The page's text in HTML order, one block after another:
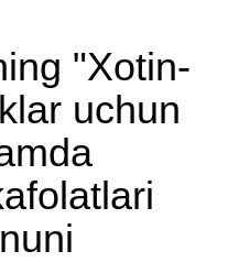
"Xotin-
uchun